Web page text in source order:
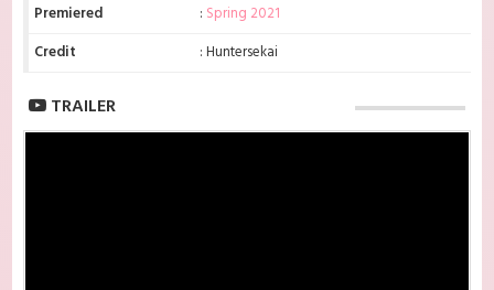
Premiered
: Spring 2021
Credit
: Huntersekai
TRAILER